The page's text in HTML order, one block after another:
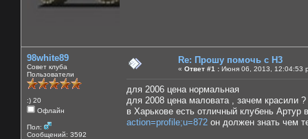
98white89
Совет клуба
Пользователи
:) 20
Офлайн
Пол:
Сообщений: 3592
Re: Прошу помочь с Н3
« Ответ #1 : Июня 06, 2013, 12:04:53
для 2006 цена нормальная
для 2008 цена маловата , зачем красили
в Харькове есть отличный клубень Артур
action=profile;u=872 он должен знать чем